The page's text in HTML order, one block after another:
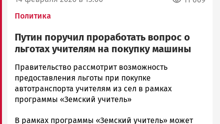
Политика
Путин поручил проработать вопрос о
льготах учителям на покупку машины
Ольга
Гаврилова
Новости
Петрозаводска
Карелии
Правительство рассмотрит возможность
предоставления льготы при покупке
автотранспорта учителям из сел в рамках
программы «Земский учитель»
В рамках программы «Земский учитель» может